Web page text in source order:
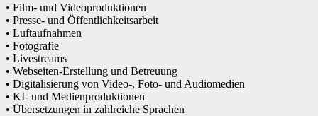
• Film- und Videoproduktionen
• Presse- und Öffentlichkeitsarbeit
• Luftaufnahmen
• Fotografie
• Livestreams
• Webseiten-Erstellung und Betreuung
• Digitalisierung von Video-, Foto- und Audiomedien
• KI- und Medienproduktionen
• Übersetzungen in zahlreiche Sprachen